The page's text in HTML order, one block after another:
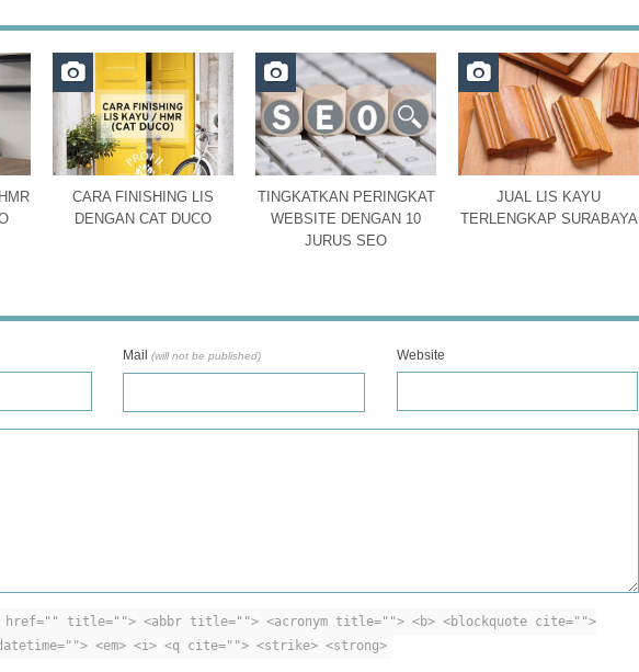
CARA FINISHING LIS
DENGAN CAT DUCO
TINGKATKAN PERINGKAT
WEBSITE DENGAN 10
JURUS SEO
JUAL LIS KAYU
TERLENGKAP SURABAYA
Mail(will not be published) Website
href="" title=""> <abbr title=""> <acronym title=""> <b> <blockquote cite="">
<em> <i> <q cite=""> <strike> <strong>